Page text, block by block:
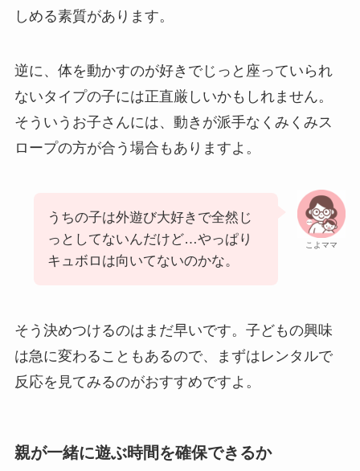
しめる素質があります。
逆に、体を動かすのが好きでじっと座っていられ
ないタイプの子には正直厳しいかもしれません。
そういうお子さんには、動きが派手なくみくみス
ロープの方が合う場合もありますよ。
こよママ
うちの子は外遊び大好きで全然じ
っとしてないんだけど…やっぱり
キュボロは向いてないのかな。
そう決めつけるのはまだ早いです。子どもの興味
は急に変わることもあるので、まずはレンタルで
反応を見てみるのがおすすめですよ。
親が一緒に遊ぶ時間を確保できるか